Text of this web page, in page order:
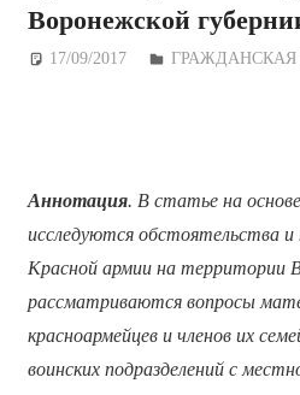
Воронежской
17/09/2017 Дежурный по
Аннотация. В статье на
исследуются обстоятельства
Красной армии на территории
рассматриваются вопросы
красноармейцев и членов их
воинских подразделений с